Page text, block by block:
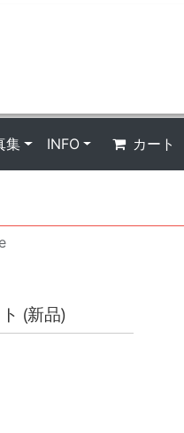
集 INFO カート
(新品)